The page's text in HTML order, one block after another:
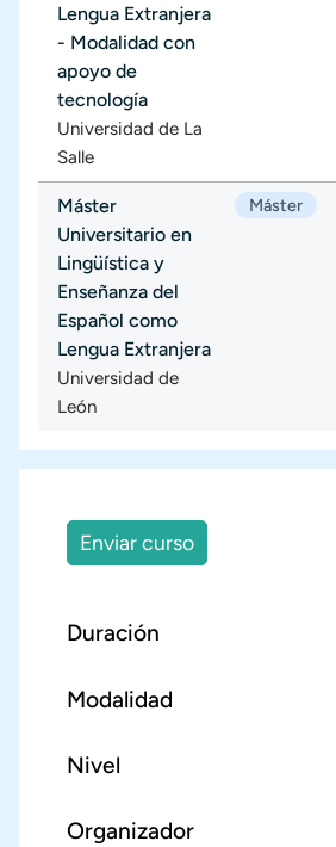
Lengua Extranjera
- Modalidad con
apoyo de
tecnología
Universidad de La
Salle
Máster
Universitario en
Lingüística y
Enseñanza del
Español como
Lengua Extranjera
Universidad de
León
Máster
Enviar curso
Duración
Modalidad
Nivel
Organizador